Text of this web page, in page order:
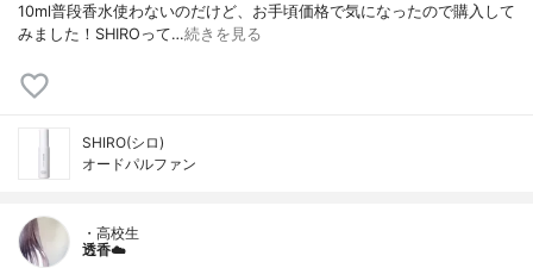
10ml普段香水使わないのだけど、お手頃価格で気になったので購入して
みました！SHIROって…続きを見る
SHIRO(シロ)
オードパルファン
・高校生
透香☁️